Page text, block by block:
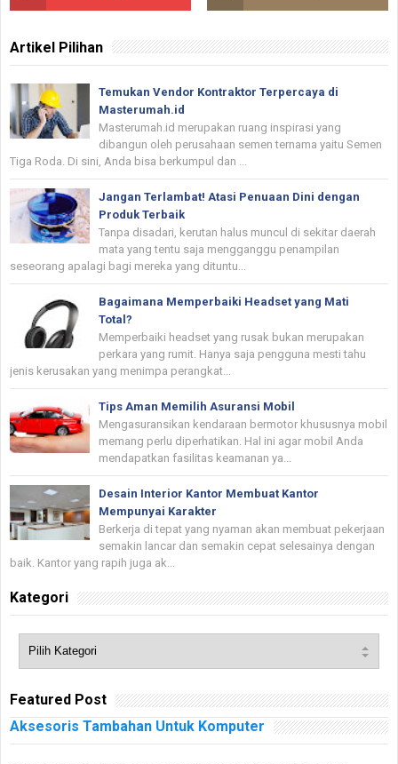
Artikel Pilihan
Temukan Vendor Kontraktor Terpercaya di
Masterumah.id
Masterumah.id merupakan ruang inspirasi yang
dibangun oleh perusahaan semen ternama yaitu Semen
Tiga Roda. Di sini, Anda bisa berkumpul dan ...
Jangan Terlambat! Atasi Penuaan Dini dengan
Produk Terbaik
Tanpa disadari, kerutan halus muncul di sekitar daerah
mata yang tentu saja mengganggu penampilan
seseorang apalagi bagi mereka yang dituntu...
Bagaimana Memperbaiki Headset yang Mati
Total?
Memperbaiki headset yang rusak bukan merupakan
perkara yang rumit. Hanya saja pengguna mesti tahu
jenis kerusakan yang menimpa perangkat...
Tips Aman Memilih Asuransi Mobil
Mengasuransikan kendaraan bermotor khususnya mobil
memang perlu diperhatikan. Hal ini agar mobil Anda
mendapatkan fasilitas keamanan ya...
Desain Interior Kantor Membuat Kantor
Mempunyai Karakter
Berkerja di tepat yang nyaman akan membuat pekerjaan
semakin lancar dan semakin cepat selesainya dengan
baik. Kantor yang rapih juga ak...
Kategori
Featured Post
Aksesoris Tambahan Untuk Komputer